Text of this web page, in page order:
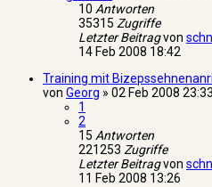
10 Antworten
35315 Zugriffe
Letzter Beitragvon
14 Feb 2008 18:42
Training mit
von Georg » 02 Feb 2008 23:33
1
2
15 Antworten
221253 Zugriffe
Letzter Beitragvon
11 Feb 2008 13:26